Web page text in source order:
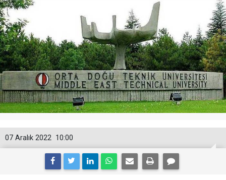
10:00
07 Aralık 2022